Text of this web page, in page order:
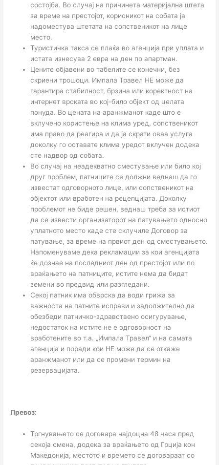
состојба. Во случај на причинета материјална штета
за време на престојот, корисникот на собата ја
надоместува штетата на сопственикот на лице
место.
Туристичка такса се плаќа во агенција при уплата и
истата изнесува 2 евра на ден по апартман.
Цените објавени во табелите се конечни, без
скриени трошоци. Импала Травел НЕ може да
гарантира стабилност, брзина или коректност на
интернет врската во кој-било објект од целата
понуда. Во цената на аранжманот каде што е
вклучено користење на клима уред, сопственикот
има право да реагира и да ја скрати оваа услуга
доколку го оставате клима уредот вклучен додека
сте надвор од собата.
Во случај на неадекватно сместување или било кој
друг проблем, патниците се должни веднаш да го
известат одговорното лице, или сопственикот на
објектот или вработен на рецепцијата. Доколку
проблемот не биде решен, веднаш треба за истиот
да се извести организаторот на патувањето односно
уплатното место каде сте склучиле Договор за
патување, за време на првиот ден од сместувањето.
Напоменуваме дека рекламации за кои агенцијата
ќе дознае на последниот ден од престојот или по
враќањето на патниците, истите нема да бидат
земени во предвид или разгледани.
Секој патник има обврска да води грижа за
важноста на патните исправи и задолжително да
обезбеди патничко-здравствено осигурување,
недостаток на истите не е одговорност на
вработените во т.а. „Импала Травел“ и на самата
агенција и поради кои НЕ можe да се откаже
аранжманот или да се промени термин на
резервацијата.
Превоз:
Тргнувањето се договара најдоцна 48 часа пред
секоја смена, додека за враќањето од Грција кон
Македонија, местото и времето се договараат со